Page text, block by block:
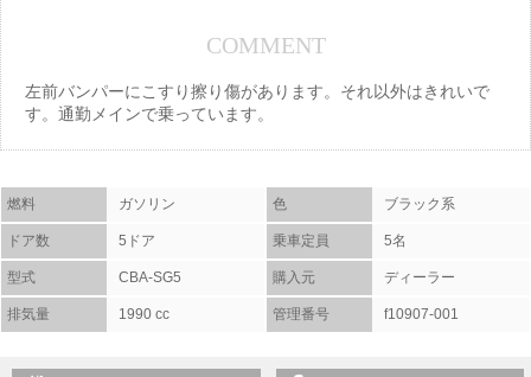
COMMENT
左前バンパーにこすり擦り傷があります。それ以外はきれいで
す。通勤メインで乗っています。
燃料 ガソリン 色 ブラック系
ドア数 5ドア 乗車定員 5名
型式 CBA-SG5 購入元 ディーラー
排気量 1990 cc 管理番号 f10907-001